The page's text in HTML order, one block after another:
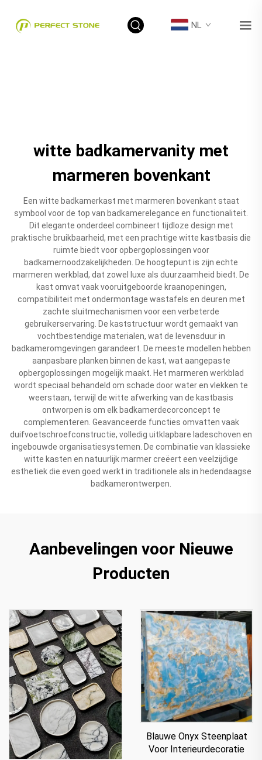
NL
witte badkamervanity met
marmeren bovenkant
Een witte badkamerkast met marmeren bovenkant staat
symbool voor de top van badkamerelegance en functionaliteit.
Dit elegante onderdeel combineert tijdloze design met
praktische bruikbaarheid, met een prachtige witte kastbasis die
ruimte biedt voor opbergoplossingen voor
badkamernoodzakelijkheden. De hoogtepunt is zijn echte
marmeren werkblad, dat zowel luxe als duurzaamheid biedt. De
kast omvat vaak vooruitgeboorde kraanopeningen,
compatibiliteit met ondermontage wastafels en deuren met
zachte sluitmechanismen voor een verbeterde
gebruikerservaring. De kaststructuur wordt gemaakt van
vochtbestendige materialen, wat de levensduur in
badkameromgevingen garandeert. De meeste modellen hebben
aanpasbare planken binnen de kast, wat aangepaste
opbergoplossingen mogelijk maakt. Het marmeren werkblad
wordt speciaal behandeld om schade door water en vlekken te
weerstaan, terwijl de witte afwerking van de kastbasis
ontworpen is om elk badkamerdecorconcept te
complementeren. Geavanceerde functies omvatten vaak
duifvoetschroefconstructie, volledig uitklapbare ladeschoven en
ingebouwde organisatiesystemen. De combinatie van klassieke
witte kasten en natuurlijk marmer creëert een veelzijdige
esthetiek die even goed werkt in traditionele als in hedendaagse
badkamerontwerpen.
Aanbevelingen voor Nieuwe
Producten
Blauwe Onyx Steenplaat
Voor Interieurdecoratie